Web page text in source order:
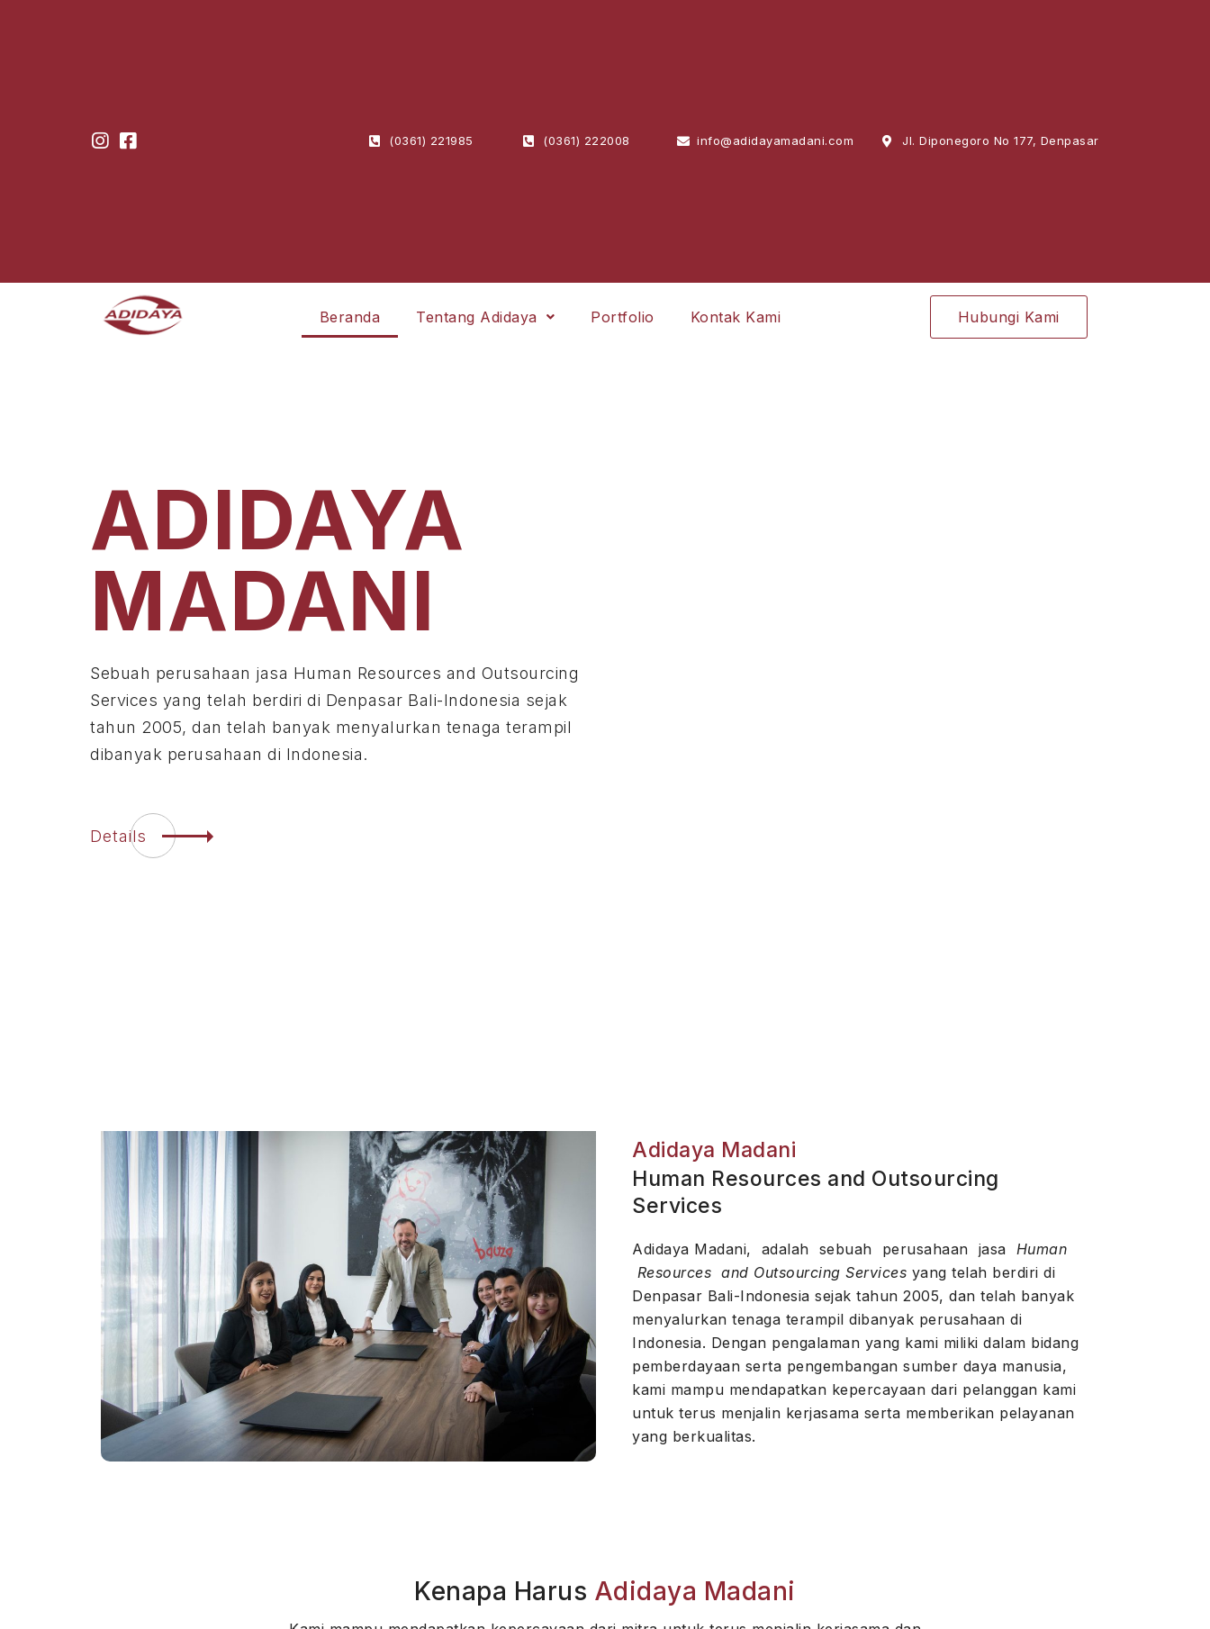
(0361) 221985 (0361) 222008 info@adidayamadani.com Jl. Diponegoro No 177, Denpasar
Beranda Tentang Adidaya Portfolio Kontak Kami Hubungi Kami
ADIDAYA
MADANI
Sebuah perusahaan jasa Human Resources and Outsourcing
Services yang telah berdiri di Denpasar Bali-Indonesia sejak
tahun 2005, dan telah banyak menyalurkan tenaga terampil
dibanyak perusahaan di Indonesia.
Details
jasa Human Resources and Outsourcing
berdiri di Denpasar Bali-Indonesia sejak
telah banyak menyalurkan tenaga terampil
di Indonesia.
Adidaya Madani
Human Resources and Outsourcing
Services
Adidaya Madani, adalah sebuah perusahaan jasa Human
Resources and Outsourcing Services yang telah berdiri di
Denpasar Bali-Indonesia sejak tahun 2005, dan telah banyak
menyalurkan tenaga terampil dibanyak perusahaan di
Indonesia. Dengan pengalaman yang kami miliki dalam bidang
pemberdayaan serta pengembangan sumber daya manusia,
kami mampu mendapatkan kepercayaan dari pelanggan kami
untuk terus menjalin kerjasama serta memberikan pelayanan
yang berkualitas.
Kenapa Harus Adidaya Madani